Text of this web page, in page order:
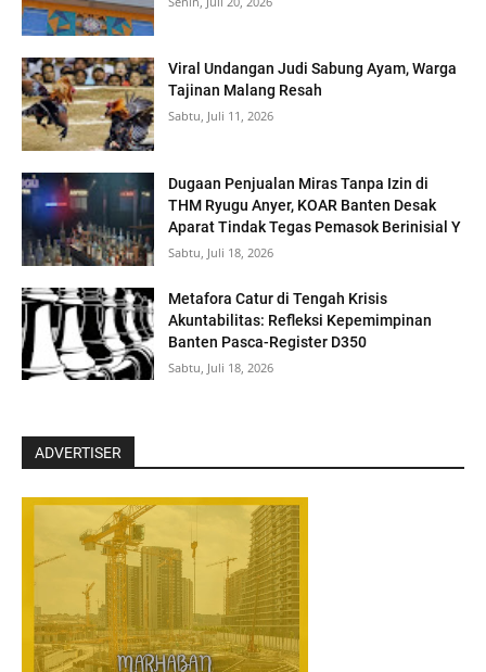
Viral Undangan Judi Sabung Ayam, Warga
Tajinan Malang Resah
Sabtu, Juli 11, 2026
Dugaan Penjualan Miras Tanpa Izin di
THM Ryugu Anyer, KOAR Banten Desak
Aparat Tindak Tegas Pemasok Berinisial Y
Sabtu, Juli 18, 2026
Metafora Catur di Tengah Krisis
Akuntabilitas: Refleksi Kepemimpinan
Banten Pasca-Register D350
Sabtu, Juli 18, 2026
ADVERTISER